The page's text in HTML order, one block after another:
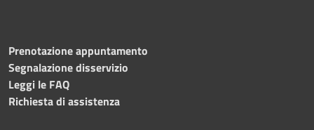
Prenotazione appuntamento
Segnalazione disservizio
Leggi le FAQ
Richiesta di assistenza